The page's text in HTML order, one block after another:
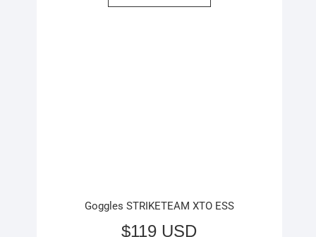
Goggles STRIKETEAM XTO ESS
$119 USD